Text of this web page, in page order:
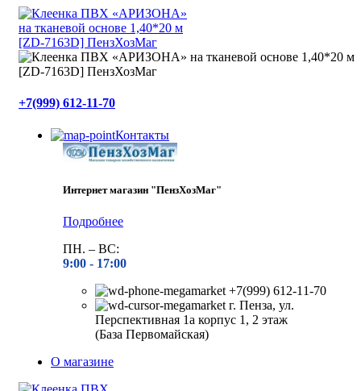
+7(999) 612-11-70
Контакты
Интернет магазин "ПензХозМаг"
Подробнее
ПН. – ВС:
9:00 - 17:00
+7(999) 612-11-70
г. Пенза, ул.
Перспективная 1а корпус 1, 2 этаж
(База Первомайская)
О магазине